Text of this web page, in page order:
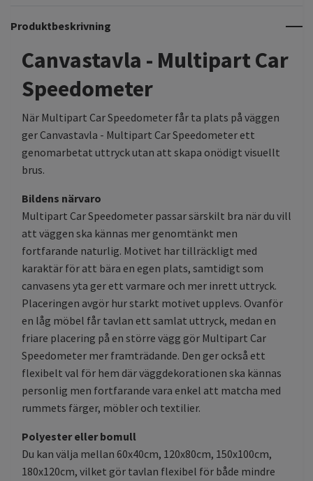
Produktbeskrivning
Canvastavla - Multipart Car
Speedometer
När Multipart Car Speedometer får ta plats på väggen
ger Canvastavla - Multipart Car Speedometer ett
genomarbetat uttryck utan att skapa onödigt visuellt
brus.
Bildens närvaro
Multipart Car Speedometer passar särskilt bra när du vill
att väggen ska kännas mer genomtänkt men
fortfarande naturlig. Motivet har tillräckligt med
karaktär för att bära en egen plats, samtidigt som
canvasens yta ger ett varmare och mer inrett uttryck.
Placeringen avgör hur starkt motivet upplevs. Ovanför
en låg möbel får tavlan ett samlat uttryck, medan en
friare placering på en större vägg gör Multipart Car
Speedometer mer framträdande. Den ger också ett
flexibelt val för hem där väggdekorationen ska kännas
personlig men fortfarande vara enkel att matcha med
rummets färger, möbler och textilier.
Polyester eller bomull
Du kan välja mellan 60x40cm, 120x80cm, 150x100cm,
180x120cm, vilket gör tavlan flexibel för både mindre